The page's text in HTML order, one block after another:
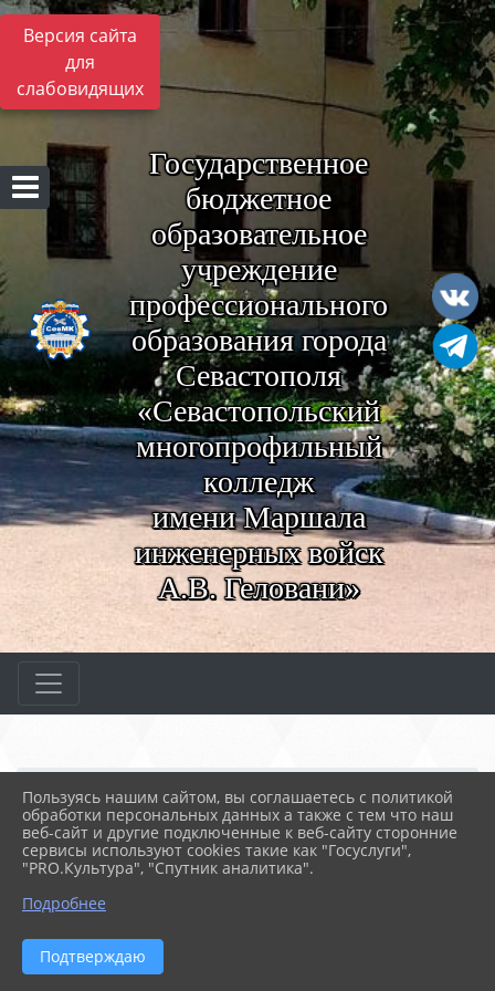
Версия сайта
для
слабовидящих
Государственное
бюджетное
образовательное
учреждение
профессионального
образования города
Севастополя
«Севастопольский
многопрофильный
колледж
имени Маршала
инженерных войск
А.В. Геловани»
Главная АБИТУРИЕНТАМ
Абитуриентам
02. Рейтинговые списки
43.02.15 Поварское и ...
18.06.2026 08:38
43.02.15 ПОВАРСКОЕ И КОНДИТЕРСКОЕ ДЕЛО
Из них:
Пользуясь нашим сайтом, вы соглашаетесь с политикой
обработки персональных данных а также с тем что наш
веб-сайт и другие подключенные к веб-сайту сторонние
сервисы используют cookies такие как "Госуслуги",
"PRO.Культура", "Спутник аналитика".
Подробнее
Подтверждаю